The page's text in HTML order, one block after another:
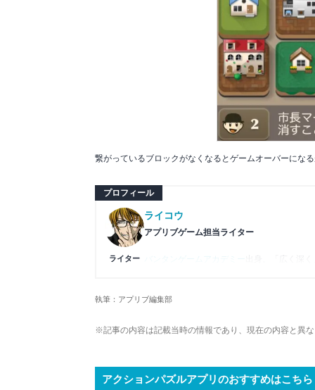
繋がっているブロックがなくなるとゲームオーバーにな
プロフィール
ライター
ライコウ
アプリブゲーム担当ライター
や専門知識の深さは業界内でも高く評価さ
執筆：アプリブ編集部
※記事の内容は記載当時の情報であり、現在の内容と異
アクションパズルアプリのおすすめはこちら